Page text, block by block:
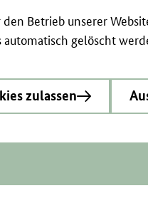
den Betrieb unserer
automatisch gelöscht
zulassen